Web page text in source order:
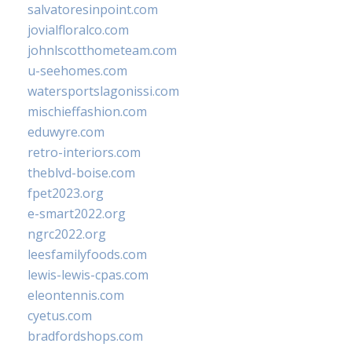
salvatoresinpoint.com
jovialfloralco.com
johnlscotthometeam.com
u-seehomes.com
watersportslagonissi.com
mischieffashion.com
eduwyre.com
retro-interiors.com
theblvd-boise.com
fpet2023.org
e-smart2022.org
ngrc2022.org
leesfamilyfoods.com
lewis-lewis-cpas.com
eleontennis.com
cyetus.com
bradfordshops.com